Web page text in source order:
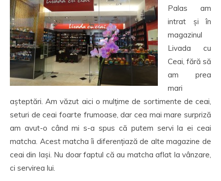
Palas am
intrat și în
magazinul
Livada cu
Ceai, fără să
am prea
mari
așteptări. Am văzut aici o mulțime de sortimente de ceai,
seturi de ceai foarte frumoase, dar cea mai mare surpriză
am avut-o când mi s-a spus că putem servi la ei ceai
matcha. Acest matcha îi diferențiază de alte magazine de
ceai din Iași. Nu doar faptul că au matcha aflat la vânzare,
ci servirea lui.